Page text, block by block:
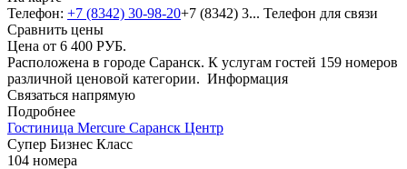
Телефон: +7 (8342) 30-98-20+7 (8342) 3... Телефон для связи
Сравнить цены
Цена от 6 400 РУБ.
Расположена в городе Саранск. К услугам гостей 159 номеров
различной ценовой категории. Информация
Связаться напрямую
Подробнее
Гостиница Mercure Саранск Центр
Супер Бизнес Класс
104 номера